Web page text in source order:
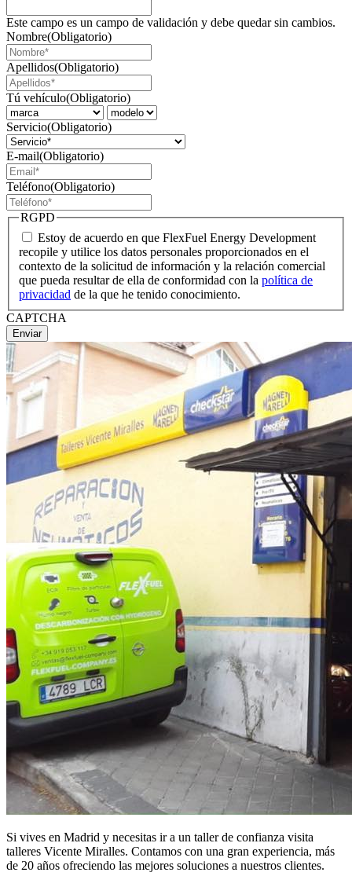
Este campo es un campo de validación y debe quedar sin cambios.
Nombre(Obligatorio)
Apellidos(Obligatorio)
Tú vehículo(Obligatorio)
Servicio(Obligatorio)
E-mail(Obligatorio)
Teléfono(Obligatorio)
RGPD
Estoy de acuerdo en que FlexFuel Energy Development
recopile y utilice los datos personales proporcionados en el
contexto de la solicitud de información y la relación comercial
que pueda resultar de ella de conformidad con la política de
privacidad de la que he tenido conocimiento.
CAPTCHA
Si vives en Madrid y necesitas ir a un taller de confianza visita
talleres Vicente Miralles. Contamos con una gran experiencia, más
de 20 años ofreciendo las mejores soluciones a nuestros clientes.